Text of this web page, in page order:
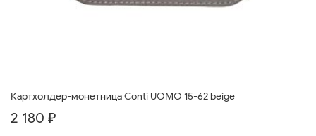
Картхолдер-монетница Conti UOMO 15-62 beige
2 180 ₽